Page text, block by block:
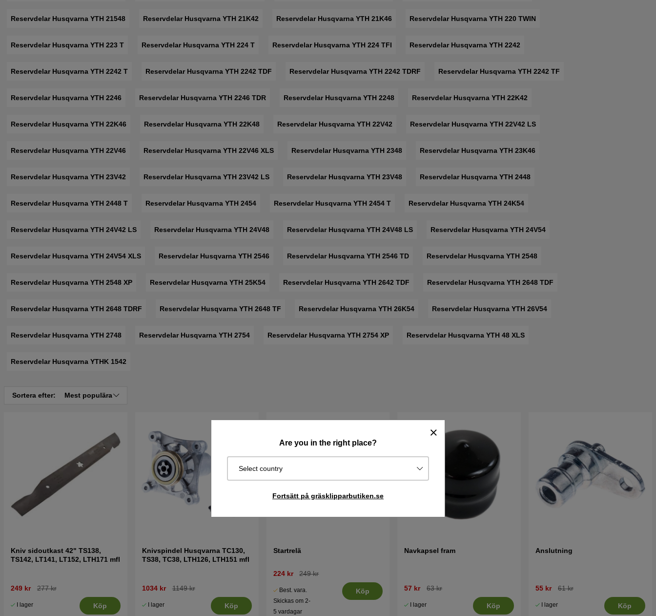
Are you in the right place?
Select country
Fortsätt på gräsklipparbutiken.se
Reservdelar Husqvarna YTH 21548 Reservdelar Husqvarna YTH 21K42 Reservdelar Husqvarna YTH 21K46 Reservdelar Husqvarna YTH 220 TWIN
Reservdelar Husqvarna YTH 223 T Reservdelar Husqvarna YTH 224 T Reservdelar Husqvarna YTH 224 TFI Reservdelar Husqvarna YTH 2242
Reservdelar Husqvarna YTH 2242 T Reservdelar Husqvarna YTH 2242 TDF Reservdelar Husqvarna YTH 2242 TDRF Reservdelar Husqvarna YTH 2242 TF
Reservdelar Husqvarna YTH 2246 Reservdelar Husqvarna YTH 2246 TDR Reservdelar Husqvarna YTH 2248 Reservdelar Husqvarna YTH 22K42
Reservdelar Husqvarna YTH 22K46 Reservdelar Husqvarna YTH 22K48 Reservdelar Husqvarna YTH 22V42 Reservdelar Husqvarna YTH 22V42 LS
Reservdelar Husqvarna YTH 22V46 Reservdelar Husqvarna YTH 22V46 XLS Reservdelar Husqvarna YTH 2348 Reservdelar Husqvarna YTH 23K46
Reservdelar Husqvarna YTH 23V42 Reservdelar Husqvarna YTH 23V42 LS Reservdelar Husqvarna YTH 23V48 Reservdelar Husqvarna YTH 2448
Reservdelar Husqvarna YTH 2448 T Reservdelar Husqvarna YTH 2454 Reservdelar Husqvarna YTH 2454 T Reservdelar Husqvarna YTH 24K54
Reservdelar Husqvarna YTH 24V42 LS Reservdelar Husqvarna YTH 24V48 Reservdelar Husqvarna YTH 24V48 LS Reservdelar Husqvarna YTH 24V54
Reservdelar Husqvarna YTH 24V54 XLS Reservdelar Husqvarna YTH 2546 Reservdelar Husqvarna YTH 2546 TD Reservdelar Husqvarna YTH 2548
Reservdelar Husqvarna YTH 2548 XP Reservdelar Husqvarna YTH 25K54 Reservdelar Husqvarna YTH 2642 TDF Reservdelar Husqvarna YTH 2648 TDF
Reservdelar Husqvarna YTH 2648 TDRF Reservdelar Husqvarna YTH 2648 TF Reservdelar Husqvarna YTH 26K54 Reservdelar Husqvarna YTH 26V54
Reservdelar Husqvarna YTH 2748 Reservdelar Husqvarna YTH 2754 Reservdelar Husqvarna YTH 2754 XP Reservdelar Husqvarna YTH 48 XLS
Reservdelar Husqvarna YTHK 1542
Sortera efter: Mest populära
Kniv sidoutkast 42" TS138,
TS142, LT141, LT152, LTH171 mfl
249 kr 277 kr
I lager Köp
Knivspindel Husqvarna TC130,
TS38, TC38, LTH126, LTH151 mfl
1034 kr 1149 kr
I lager Köp
Startrelä
224 kr 249 kr
Best. vara.
Skickas om 2-
5 vardagar
Köp
Navkapsel fram
57 kr 63 kr
I lager Köp
Anslutning
55 kr 61 kr
I lager Köp